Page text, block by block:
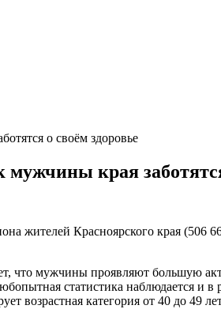
о своём здоровье
края
жителей Красноярского края
что мужчины проявляют большую
статистика наблюдается и
возрастная категория от 40 до 49